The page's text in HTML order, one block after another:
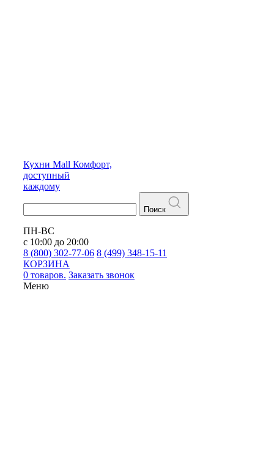
Кухни Mall Комфорт,
доступный
каждому
Поиск
ПН-ВС
с 10:00 до 20:00
8 (800) 302-77-06 8 (499) 348-15-11
КОРЗИНА
0 товаров. Заказать звонок
Меню